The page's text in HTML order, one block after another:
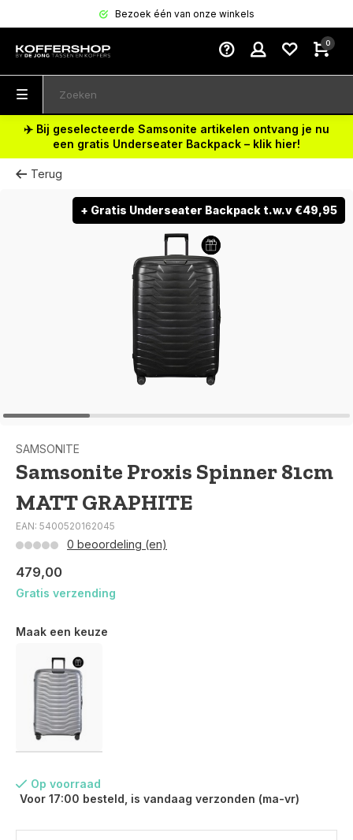
Bezoek één van onze winkels
0
✈️ Bij geselecteerde Samsonite artikelen ontvang je nu
een gratis Underseater Backpack – klik hier!
Terug
+ Gratis Underseater Backpack t.w.v €49,95
SAMSONITE
Samsonite Proxis Spinner 81cm
MATT GRAPHITE
EAN: 5400520162045
0 beoordeling (en)
479,00
Gratis verzending
Maak een keuze
Op voorraad
Voor 17:00 besteld, is vandaag verzonden (ma-vr)